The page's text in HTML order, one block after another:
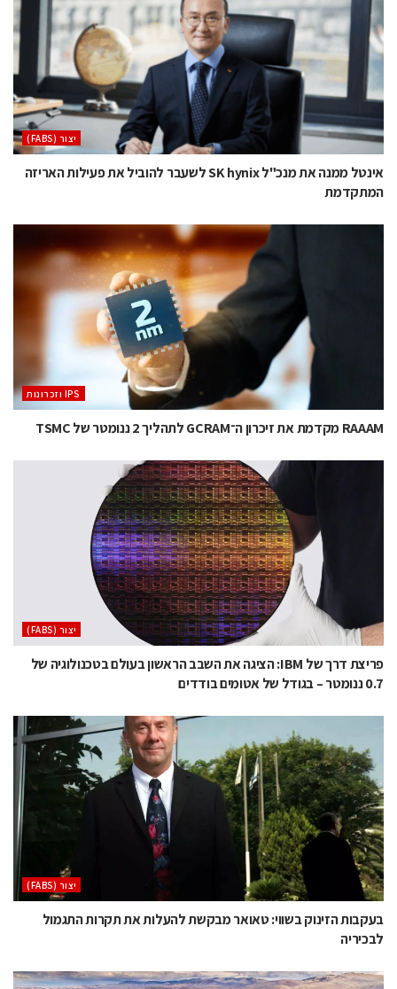
‫יצור (‪(FABS‬‬
אינטל ממנה את מנכ"ל SK hynix לשעבר להוביל את פעילות האריזה
המתקדמת
RAAAM מקדמת את זיכרון ה־GCRAM לתהליך 2 ננומטר של TSMC
‫יצור (‪(FABS‬‬
פריצת דרך של IBM: הציגה את השבב הראשון בעולם בטכנולוגיה של
0.7 ננומטר – בגודל של אטומים בודדים
‫יצור (‪(FABS‬‬
בעקבות הזינוק בשווי: טאואר מבקשת להעלות את תקרות התגמול
לבכיריה